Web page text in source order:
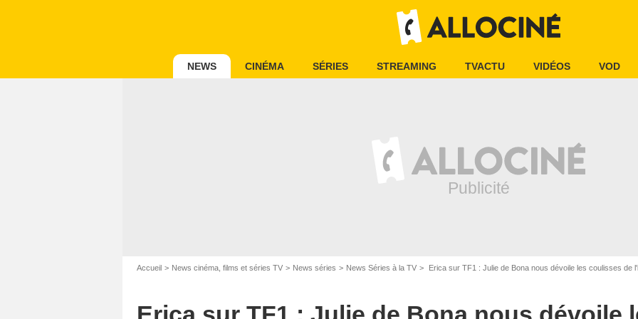
NEWS CINÉMA SÉRIES STREAMING TVACTU VIDÉOS VOD
Accueil News cinéma, films et séries TV News séries News Séries à la TV Erica sur TF1 : Julie de Bona nous dévoile les coulisses de